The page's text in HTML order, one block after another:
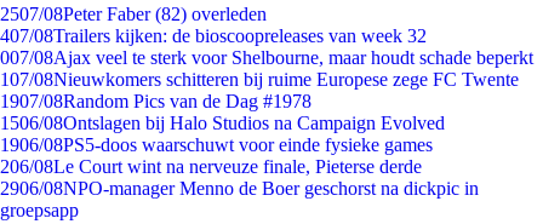
2507/08Peter Faber (82) overleden
407/08Trailers kijken: de bioscoopreleases van week 32
007/08Ajax veel te sterk voor Shelbourne, maar houdt schade beperkt
107/08Nieuwkomers schitteren bij ruime Europese zege FC Twente
1907/08Random Pics van de Dag #1978
1506/08Ontslagen bij Halo Studios na Campaign Evolved
1906/08PS5-doos waarschuwt voor einde fysieke games
206/08Le Court wint na nerveuze finale, Pieterse derde
2906/08NPO-manager Menno de Boer geschorst na dickpic in
groepsapp